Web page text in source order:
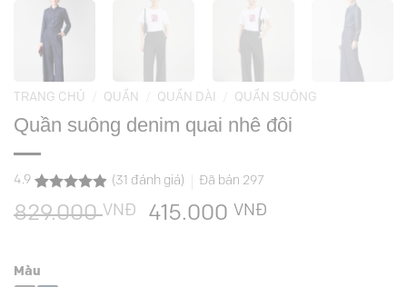
TRANG CHỦ QUẦN QUẦN DÀI QUẦN SUÔNG
Quần suông denim quai nhê đôi
4.9
4.9
trên 5
dựa trên
31
(31 đánh giá) Đã bán 297
829.000VNĐ
Giá
415.000 VNĐ
Màu